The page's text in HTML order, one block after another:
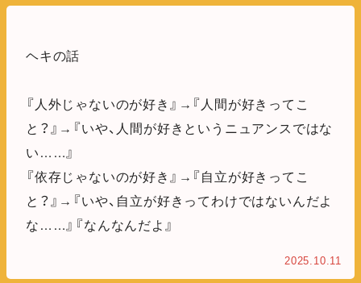
ヘキの話
『人外じゃないのが好き』→『人間が好きってこ
と？』→『いや、人間が好きというニュアンスではな
い……』
『依存じゃないのが好き』→『自立が好きってこ
と？』→『いや、自立が好きってわけではないんだよ
な……』『なんなんだよ』
2025.10.11